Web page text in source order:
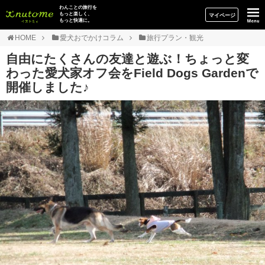
イヌトミィ
わんことの旅行を
もっと楽しく、
もっと快適に。
マイページ
HOME 愛犬おでかけコラム 旅行プラン・観光
自由にたくさんの友達と遊ぶ！ちょっと変
わった愛犬家オフ会をField Dogs Gardenで
開催しました♪